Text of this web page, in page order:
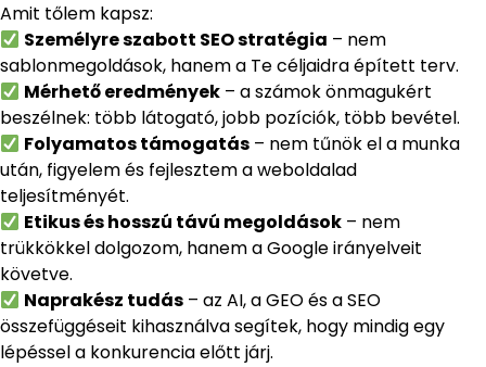
Amit tőlem kapsz:
Személyre szabott SEO stratégia – nem
sablonmegoldások, hanem a Te céljaidra épített terv.
Mérhető eredmények – a számok önmagukért
beszélnek: több látogató, jobb pozíciók, több bevétel.
Folyamatos támogatás – nem tűnök el a munka
után, figyelem és fejlesztem a weboldalad
teljesítményét.
Etikus és hosszú távú megoldások – nem
trükkökkel dolgozom, hanem a Google irányelveit
követve.
Naprakész tudás – az AI, a GEO és a SEO
összefüggéseit kihasználva segítek, hogy mindig egy
lépéssel a konkurencia előtt járj.